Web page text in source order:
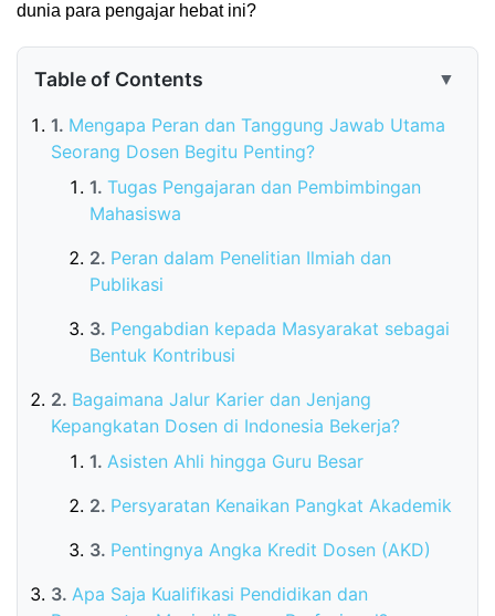
dunia para pengajar hebat ini?
Table of Contents ▼
Mengapa Peran dan Tanggung Jawab Utama
Seorang Dosen Begitu Penting?
Tugas Pengajaran dan Pembimbingan
Mahasiswa
Peran dalam Penelitian Ilmiah dan
Publikasi
Pengabdian kepada Masyarakat sebagai
Bentuk Kontribusi
Bagaimana Jalur Karier dan Jenjang
Kepangkatan Dosen di Indonesia Bekerja?
Asisten Ahli hingga Guru Besar
Persyaratan Kenaikan Pangkat Akademik
Pentingnya Angka Kredit Dosen (AKD)
Apa Saja Kualifikasi Pendidikan dan